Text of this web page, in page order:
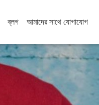
ব্লগ আমাদের সাথে যোগাযোগ